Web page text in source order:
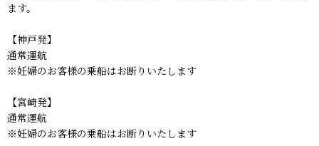
ます。
【神戸発】
通常運航
※妊婦のお客様の乗船はお断りいたします
【宮崎発】
通常運航
※妊婦のお客様の乗船はお断りいたします